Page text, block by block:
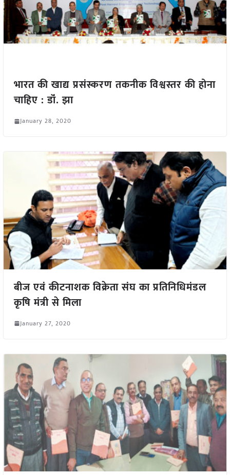
भारत की खाद्य प्रसंस्करण तकनीक विश्वस्तर की होना
चाहिए : डॉं. झा
January 28, 2020
बीज एवं कीटनाशक विक्रेता संघ का प्रतिनिधिमंडल
कृषि मंत्री से मिला
January 27, 2020